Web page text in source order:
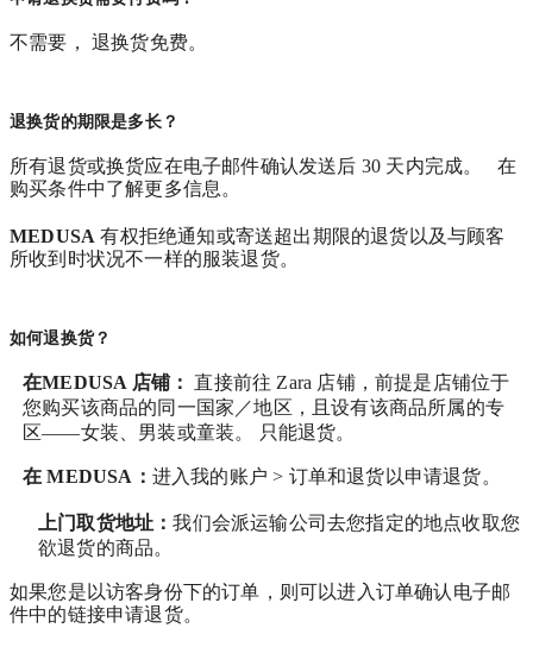
不需要， 退换货免费。
退换货的期限是多长？
所有退货或换货应在电子邮件确认发送后 30 天内完成。 在
购买条件中了解更多信息。
MEDUSA有权拒绝通知或寄送超出期限的退货以及与顾客
所收到时状况不一样的服装退货。
如何退换货？
在MEDUSA 店铺：直接前往 Zara 店铺，前提是店铺位于
您购买该商品的同一国家／地区，且设有该商品所属的专
区——女装、男装或童装。 只能退货。
在MEDUSA ： 进入我的账户 > 订单和退货 以申请退货。
上门取货地址：我们会派运输公司去您指定的地点收取您
欲退货的商品。
如果您是以访客身份下的订单，则可以进入订单确认电子邮
件中的链接申请退货。